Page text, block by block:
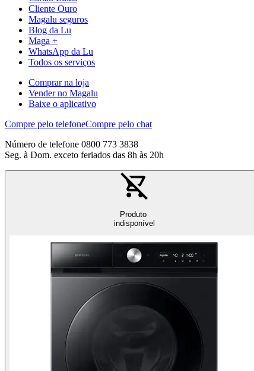
Cliente Ouro
Magalu seguros
Blog da Lu
Maga +
WhatsApp da Lu
Todos os serviços
Comprar na loja
Vender no Magalu
Baixe o aplicativo
Compre pelo telefoneCompre pelo chat
Número de telefone 0800 773 3838
Seg. à Dom. exceto feriados das 8h às 20h
Produto
indisponível